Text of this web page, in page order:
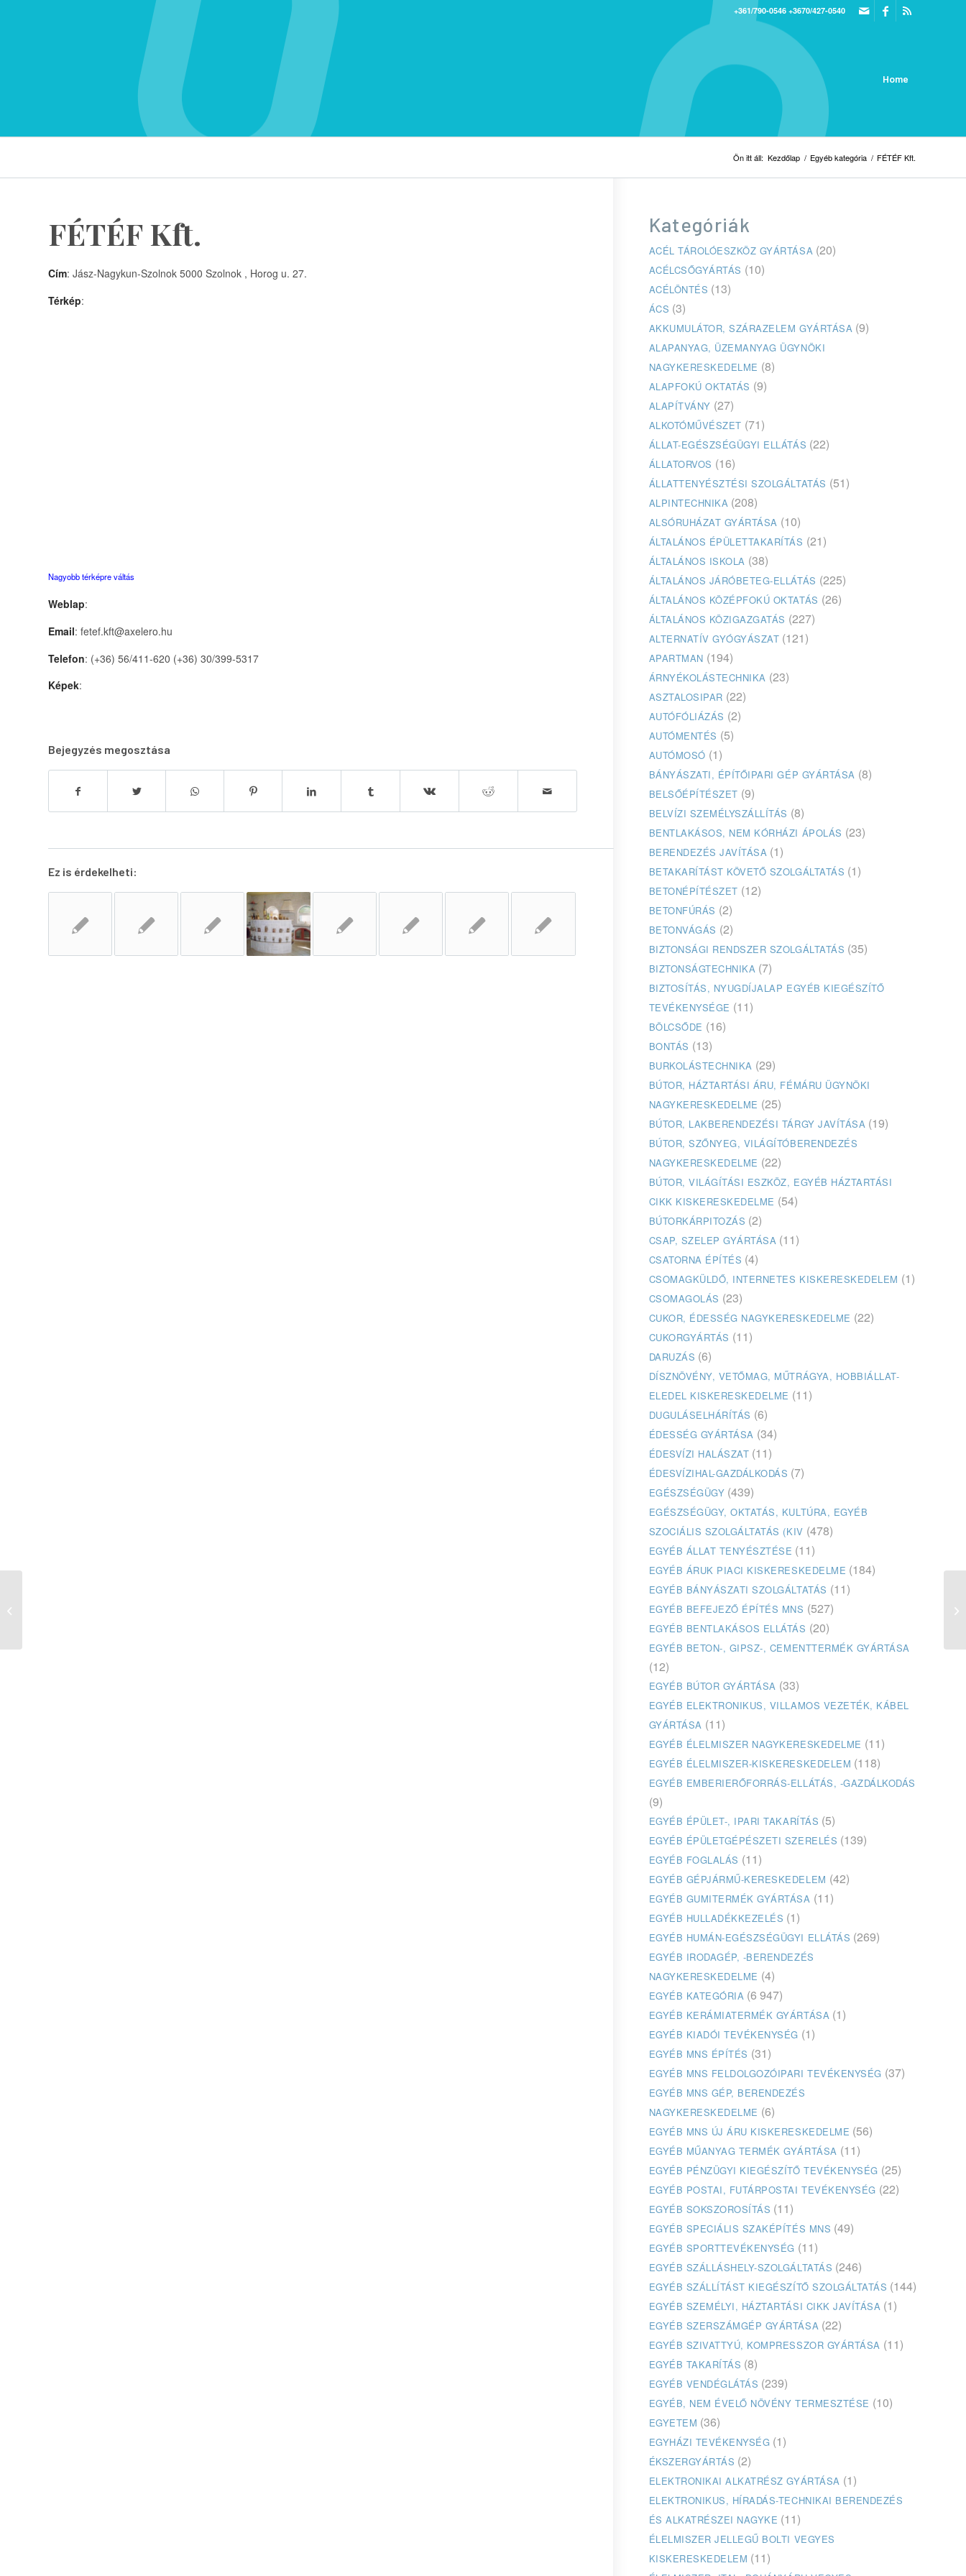
+361/790-0546 +3670/427-0540
Home
Ön itt áll: Kezdőlap / Egyéb kategória / FÉTÉF Kft.
FÉTÉF Kft.
Cím: Jász-Nagykun-Szolnok 5000 Szolnok , Horog u. 27.
Térkép:
Nagyobb térképre váltás
Weblap:
Email: fetef.kft@axelero.hu
Telefon: (+36) 56/411-620 (+36) 30/399-5317
Képek:
Bejegyzés megosztása
Ez is érdekelheti:
Kategóriák
ACÉL TÁROLÓESZKÖZ GYÁRTÁSA (20)
ACÉLCSŐGYÁRTÁS (10)
ACÉLÖNTÉS (13)
ÁCS (3)
AKKUMULÁTOR, SZÁRAZELEM GYÁRTÁSA (9)
ALAPANYAG, ÜZEMANYAG ÜGYNÖKI
NAGYKERESKEDELME (8)
ALAPFOKÚ OKTATÁS (9)
ALAPÍTVÁNY (27)
ALKOTÓMŰVÉSZET (71)
ÁLLAT-EGÉSZSÉGÜGYI ELLÁTÁS (22)
ÁLLATORVOS (16)
ÁLLATTENYÉSZTÉSI SZOLGÁLTATÁS (51)
ALPINTECHNIKA (208)
ALSÓRUHÁZAT GYÁRTÁSA (10)
ÁLTALÁNOS ÉPÜLETTAKARÍTÁS (21)
ÁLTALÁNOS ISKOLA (38)
ÁLTALÁNOS JÁRÓBETEG-ELLÁTÁS (225)
ÁLTALÁNOS KÖZÉPFOKÚ OKTATÁS (26)
ÁLTALÁNOS KÖZIGAZGATÁS (227)
ALTERNATÍV GYÓGYÁSZAT (121)
APARTMAN (194)
ÁRNYÉKOLÁSTECHNIKA (23)
ASZTALOSIPAR (22)
AUTÓFÓLIÁZÁS (2)
AUTÓMENTÉS (5)
AUTÓMOSÓ (1)
BÁNYÁSZATI, ÉPÍTŐIPARI GÉP GYÁRTÁSA (8)
BELSŐÉPÍTÉSZET (9)
BELVÍZI SZEMÉLYSZÁLLÍTÁS (8)
BENTLAKÁSOS, NEM KÓRHÁZI ÁPOLÁS (23)
BERENDEZÉS JAVÍTÁSA (1)
BETAKARÍTÁST KÖVETŐ SZOLGÁLTATÁS (1)
BETONÉPÍTÉSZET (12)
BETONFÚRÁS (2)
BETONVÁGÁS (2)
BIZTONSÁGI RENDSZER SZOLGÁLTATÁS (35)
BIZTONSÁGTECHNIKA (7)
BIZTOSÍTÁS, NYUGDÍJALAP EGYÉB KIEGÉSZÍTŐ
TEVÉKENYSÉGE (11)
BÖLCSŐDE (16)
BONTÁS (13)
BURKOLÁSTECHNIKA (29)
BÚTOR, HÁZTARTÁSI ÁRU, FÉMÁRU ÜGYNÖKI
NAGYKERESKEDELME (25)
BÚTOR, LAKBERENDEZÉSI TÁRGY JAVÍTÁSA (19)
BÚTOR, SZŐNYEG, VILÁGÍTÓBERENDEZÉS
NAGYKERESKEDELME (22)
BÚTOR, VILÁGÍTÁSI ESZKÖZ, EGYÉB HÁZTARTÁSI
CIKK KISKERESKEDELME (54)
BÚTORKÁRPITOZÁS (2)
CSAP, SZELEP GYÁRTÁSA (11)
CSATORNA ÉPÍTÉS (4)
CSOMAGKÜLDŐ, INTERNETES KISKERESKEDELEM (1)
CSOMAGOLÁS (23)
CUKOR, ÉDESSÉG NAGYKERESKEDELME (22)
CUKORGYÁRTÁS (11)
DARUZÁS (6)
DÍSZNÖVÉNY, VETŐMAG, MŰTRÁGYA, HOBBIÁLLAT-
ELEDEL KISKERESKEDELME (11)
DUGULÁSELHÁRÍTÁS (6)
ÉDESSÉG GYÁRTÁSA (34)
ÉDESVÍZI HALÁSZAT (11)
ÉDESVÍZIHAL-GAZDÁLKODÁS (7)
EGÉSZSÉGÜGY (439)
EGÉSZSÉGÜGY, OKTATÁS, KULTÚRA, EGYÉB
SZOCIÁLIS SZOLGÁLTATÁS (KIV (478)
EGYÉB ÁLLAT TENYÉSZTÉSE (11)
EGYÉB ÁRUK PIACI KISKERESKEDELME (184)
EGYÉB BÁNYÁSZATI SZOLGÁLTATÁS (11)
EGYÉB BEFEJEZŐ ÉPÍTÉS MNS (527)
EGYÉB BENTLAKÁSOS ELLÁTÁS (20)
EGYÉB BETON-, GIPSZ-, CEMENTTERMÉK GYÁRTÁSA
(12)
EGYÉB BÚTOR GYÁRTÁSA (33)
EGYÉB ELEKTRONIKUS, VILLAMOS VEZETÉK, KÁBEL
GYÁRTÁSA (11)
EGYÉB ÉLELMISZER NAGYKERESKEDELME (11)
EGYÉB ÉLELMISZER-KISKERESKEDELEM (118)
EGYÉB EMBERIERŐFORRÁS-ELLÁTÁS, -GAZDÁLKODÁS
(9)
EGYÉB ÉPÜLET-, IPARI TAKARÍTÁS (5)
EGYÉB ÉPÜLETGÉPÉSZETI SZERELÉS (139)
EGYÉB FOGLALÁS (11)
EGYÉB GÉPJÁRMŰ-KERESKEDELEM (42)
EGYÉB GUMITERMÉK GYÁRTÁSA (11)
EGYÉB HULLADÉKKEZELÉS (1)
EGYÉB HUMÁN-EGÉSZSÉGÜGYI ELLÁTÁS (269)
EGYÉB IRODAGÉP, -BERENDEZÉS
NAGYKERESKEDELME (4)
EGYÉB KATEGÓRIA (6 947)
EGYÉB KERÁMIATERMÉK GYÁRTÁSA (1)
EGYÉB KIADÓI TEVÉKENYSÉG (1)
EGYÉB MNS ÉPÍTÉS (31)
EGYÉB MNS FELDOLGOZÓIPARI TEVÉKENYSÉG (37)
EGYÉB MNS GÉP, BERENDEZÉS
NAGYKERESKEDELME (6)
EGYÉB MNS ÚJ ÁRU KISKERESKEDELME (56)
EGYÉB MŰANYAG TERMÉK GYÁRTÁSA (11)
EGYÉB PÉNZÜGYI KIEGÉSZÍTŐ TEVÉKENYSÉG (25)
EGYÉB POSTAI, FUTÁRPOSTAI TEVÉKENYSÉG (22)
EGYÉB SOKSZOROSÍTÁS (11)
EGYÉB SPECIÁLIS SZAKÉPÍTÉS MNS (49)
EGYÉB SPORTTEVÉKENYSÉG (11)
EGYÉB SZÁLLÁSHELY-SZOLGÁLTATÁS (246)
EGYÉB SZÁLLÍTÁST KIEGÉSZÍTŐ SZOLGÁLTATÁS (144)
EGYÉB SZEMÉLYI, HÁZTARTÁSI CIKK JAVÍTÁSA (1)
EGYÉB SZERSZÁMGÉP GYÁRTÁSA (22)
EGYÉB SZIVATTYÚ, KOMPRESSZOR GYÁRTÁSA (11)
EGYÉB TAKARÍTÁS (8)
EGYÉB VENDÉGLÁTÁS (239)
EGYÉB, NEM ÉVELŐ NÖVÉNY TERMESZTÉSE (10)
EGYETEM (36)
EGYHÁZI TEVÉKENYSÉG (1)
ÉKSZERGYÁRTÁS (2)
ELEKTRONIKAI ALKATRÉSZ GYÁRTÁSA (1)
ELEKTRONIKUS, HÍRADÁS-TECHNIKAI BERENDEZÉS
ÉS ALKATRÉSZEI NAGYKE (11)
ÉLELMISZER JELLEGŰ BOLTI VEGYES
KISKERESKEDELEM (11)
A